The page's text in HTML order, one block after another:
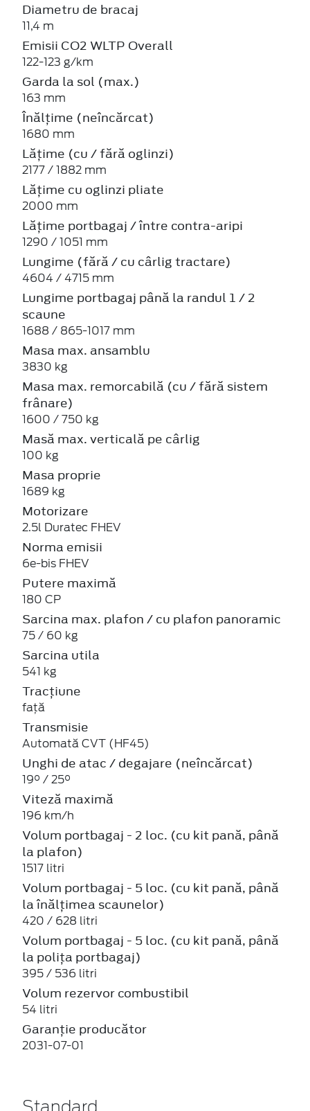
Diametru de bracaj
11,4 m
Emisii CO2 WLTP Overall
122-123 g/km
Garda la sol (max.)
163 mm
Înălțime (neîncărcat)
1680 mm
Lățime (cu / fără oglinzi)
2177 / 1882 mm
Lățime cu oglinzi pliate
2000 mm
Lățime portbagaj / între contra-aripi
1290 / 1051 mm
Lungime (fără / cu cârlig tractare)
4604 / 4715 mm
Lungime portbagaj până la randul 1 / 2
scaune
1688 / 865-1017 mm
Masa max. ansamblu
3830 kg
Masa max. remorcabilă (cu / fără sistem
frânare)
1600 / 750 kg
Masă max. verticală pe cârlig
100 kg
Masa proprie
1689 kg
Motorizare
2.5l Duratec FHEV
Norma emisii
6e-bis FHEV
Putere maximă
180 CP
Sarcina max. plafon / cu plafon panoramic
75 / 60 kg
Sarcina utila
541 kg
Tracțiune
față
Transmisie
Automată CVT (HF45)
Unghi de atac / degajare (neîncărcat)
19° / 25°
Viteză maximă
196 km/h
Volum portbagaj - 2 loc. (cu kit pană, până
la plafon)
1517 litri
Volum portbagaj - 5 loc. (cu kit pană, până
la înălțimea scaunelor)
420 / 628 litri
Volum portbagaj - 5 loc. (cu kit pană, până
la polița portbagaj)
395 / 536 litri
Volum rezervor combustibil
54 litri
Garanție producător
2031-07-01